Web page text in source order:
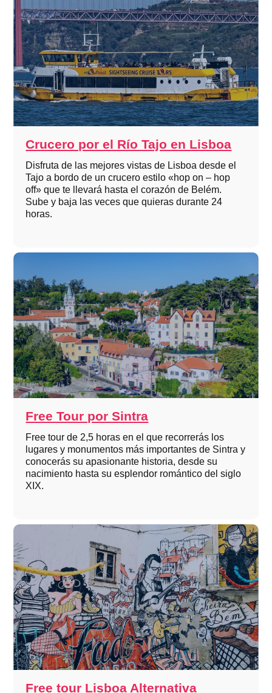
Crucero por el Río Tajo en Lisboa
Disfruta de las mejores vistas de Lisboa desde el
Tajo a bordo de un crucero estilo «hop on – hop
off» que te llevará hasta el corazón de Belém.
Sube y baja las veces que quieras durante 24
horas.
Free Tour por Sintra
Free tour de 2,5 horas en el que recorrerás los
lugares y monumentos más importantes de Sintra y
conocerás su apasionante historia, desde su
nacimiento hasta su esplendor romántico del siglo
XIX.
Free tour Lisboa Alternativa